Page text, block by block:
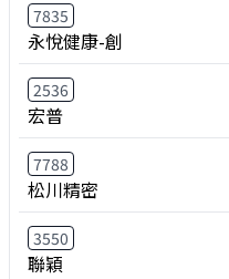
7835
永悅健康-創
2536
宏普
7788
松川精密
3550
聯穎